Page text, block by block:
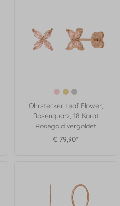
Ohrstecker Leaf Flower,
Rosenquarz, 18 Karat
Rosegold vergoldet
€ 79,90*